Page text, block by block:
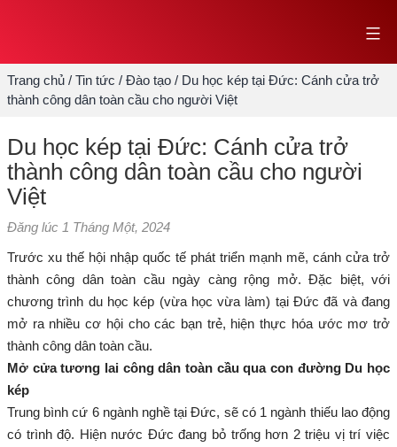
content
Trang chủ / Tin tức / Đào tạo /Du học kép tại Đức: Cánh cửa trở
thành công dân toàn cầu cho người Việt
Du học kép tại Đức: Cánh cửa trở
thành công dân toàn cầu cho người
Việt
Đăng lúc 1 Tháng Một, 2024
Trước xu thế hội nhập quốc tế phát triển mạnh mẽ, cánh cửa trở
thành công dân toàn cầu ngày càng rộng mở. Đặc biệt, với
chương trình du học kép (vừa học vừa làm) tại Đức đã và đang
mở ra nhiều cơ hội cho các bạn trẻ, hiện thực hóa ước mơ trở
thành công dân toàn cầu.
Mở cửa tương lai công dân toàn cầu qua con đường Du học
kép
Trung bình cứ 6 ngành nghề tại Đức, sẽ có 1 ngành thiếu lao động
có trình độ. Hiện nước Đức đang bỏ trống hơn 2 triệu vị trí việc